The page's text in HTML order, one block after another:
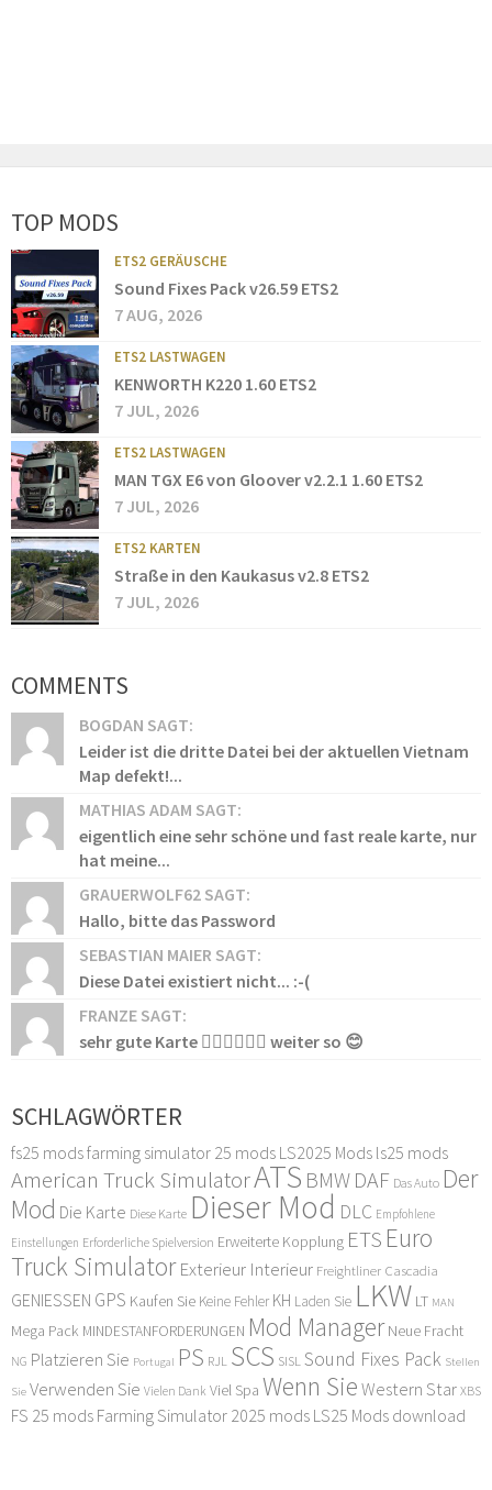
TOP MODS
ETS2 GERÄUSCHE
Sound Fixes Pack v26.59 ETS2
7 AUG, 2026
ETS2 LASTWAGEN
KENWORTH K220 1.60 ETS2
7 JUL, 2026
ETS2 LASTWAGEN
MAN TGX E6 von Gloover v2.2.1 1.60 ETS2
7 JUL, 2026
ETS2 KARTEN
Straße in den Kaukasus v2.8 ETS2
7 JUL, 2026
COMMENTS
BOGDAN SAGT:
Leider ist die dritte Datei bei der aktuellen Vietnam
Map defekt!...
MATHIAS ADAM SAGT:
eigentlich eine sehr schöne und fast reale karte, nur
hat meine...
GRAUERWOLF62 SAGT:
Hallo, bitte das Password
SEBASTIAN MAIER SAGT:
Diese Datei existiert nicht... :-(
FRANZE SAGT:
sehr gute Karte 👍🏻👍🏻👍🏻 weiter so 😊
SCHLAGWÖRTER
fs25 modsfarming simulator 25 mods LS2025 Mods ls25 mods
American Truck SimulatorATS BMW DAF Das Auto Der
Mod Die Karte Diese Karte Dieser Mod DLC Empfohlene
Einstellungen Erforderliche Spielversion Erweiterte Kopplung ETS Euro
Truck Simulator Exterieur Interieur Freightliner Cascadia
GENIESSEN GPS Kaufen Sie Keine Fehler KH Laden Sie LKW LT MAN
Mega Pack MINDESTANFORDERUNGEN Mod Manager Neue Fracht
NG Platzieren Sie Portugal PS RJL SCS SISL Sound Fixes Pack Stellen
Sie Verwenden Sie Vielen Dank Viel Spa Wenn Sie Western Star XBS
FS 25 mods Farming Simulator 2025 mods LS25 Mods download